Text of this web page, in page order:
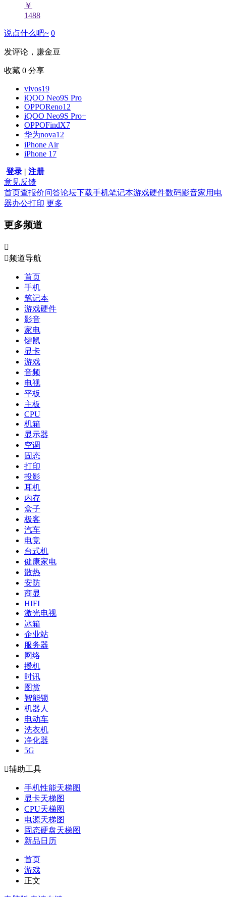
￥
1488
说点什么吧~ 0
发评论，赚金豆
收藏 0 分享
vivos19
iQOO Neo9S Pro
OPPOReno12
iQOO Neo9S Pro+
OPPOFindX7
华为nova12
iPhone Air
iPhone 17
登录 | 注册
意见反馈
首页查报价问答论坛下载手机笔记本游戏硬件数码影音家用电
器办公打印 更多
更多频道

频道导航
首页
手机
笔记本
游戏硬件
影音
家电
键鼠
显卡
游戏
音频
电视
平板
主板
CPU
机箱
显示器
空调
固态
打印
投影
耳机
内存
盒子
极客
汽车
电竞
台式机
健康家电
散热
安防
商显
HIFI
激光电视
冰箱
企业站
服务器
网络
攒机
时讯
图赏
智能锁
机器人
电动车
洗衣机
净化器
5G
辅助工具
手机性能天梯图
显卡天梯图
CPU天梯图
电源天梯图
固态硬盘天梯图
新品日历
首页
游戏
正文